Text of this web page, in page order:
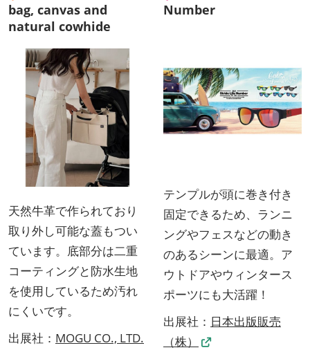
bag, canvas and
natural cowhide
天然牛革で作られており
取り外し可能な蓋もつい
ています。底部分は二重
コーティングと防水生地
を使用しているため汚れ
にくいです。
出展社： MOGU CO., LTD.
Number
テンプルが頭に巻き付き
固定できるため、ランニ
ングやフェスなどの動き
のあるシーンに最適。ア
ウトドアやウィンタース
ポーツにも大活躍！
出展社： 日本出版販売
（株）